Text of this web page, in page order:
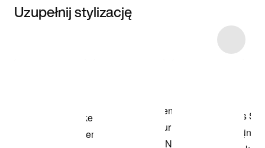
Uzupełnij stylizację